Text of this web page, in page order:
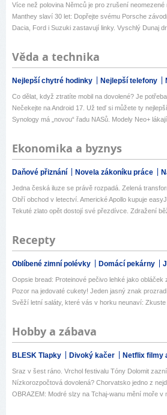
Více než polovina Němců je pro zrušení neomezené
Manthey slaví 30 let: Dopřejte svému Porsche
Dacia, Ford i Suzuki zastavují linky. Vyschlý Dunaj
Věda a technika
Nejlepší chytré hodinky Nejlepší telefony
Co dělat, když ztratíte mobil na dovolené? Je
Nečekejte na Android 17. Už teď si můžete ty
Synology má „novou“ řadu NASů. Modely Neo+
Ekonomika a byznys
Daňové přiznání Novela zákoníku práce
Jedna česká iluze se právě rozpadá. Zelená
Obří obchod v letectví. Americké Apollo kupuje
Tekuté zlato opět dostojí své přezdívce. Zdražení
Recepty
Oblíbené zimní polévky Domácí pekárny
Oopsie bread: Proteinové pečivo lehké jako obláček
Pozor na jedovaté cukety! Jeden jasný znak
Svěží letní saláty, které vás v horku neunaví: Zkuste
Hobby a zábava
BLESK Tlapky Divoký kačer Netflix filmy
Sraz v šest ráno. Vrchol festivalu Tóny Dolomit
Nízkorozpočtová dovolená? Chorvatsko jedno z
OBRAZEM: Modré slzy na Tchaj-wanu mění moře v